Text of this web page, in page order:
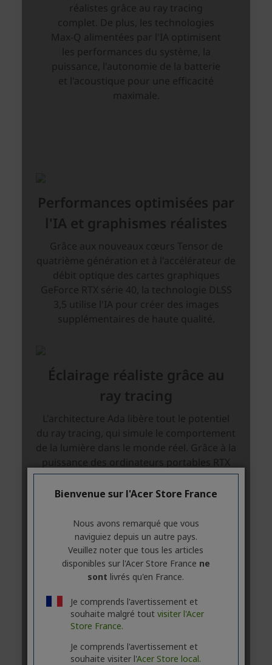
Bienvenue sur l'Acer Store France
Nous avons remarqué que vous
naviguiez depuis un autre pays.
Veuillez noter que tous les articles
disponibles sur l'Acer Store France ne
sont livrés qu'en France.
Je comprends l'avertissement et
souhaite malgré tout visiter l'Acer
Store France.
Je comprends l'avertissement et
souhaite visiter l'Acer Store local.